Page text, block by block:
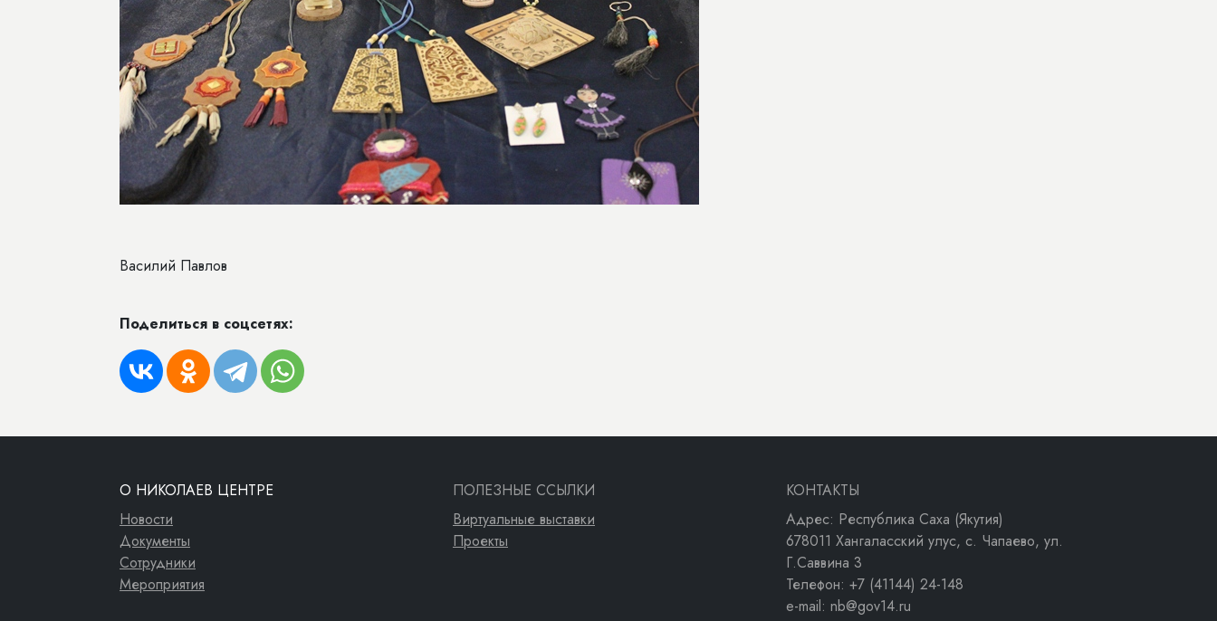
Василий Павлов
Поделиться в соцсетях:
О НИКОЛАЕВ ЦЕНТРЕ
Новости
Документы
Сотрудники
Мероприятия
ПОЛЕЗНЫЕ ССЫЛКИ
Виртуальные выставки
Проекты
КОНТАКТЫ
Адрес: Республика Саха (Якутия)
678011 Хангаласский улус, с. Чапаево, ул.
Г.Саввина 3
Телефон: +7 (41144) 24-148
e-mail: nb@gov14.ru